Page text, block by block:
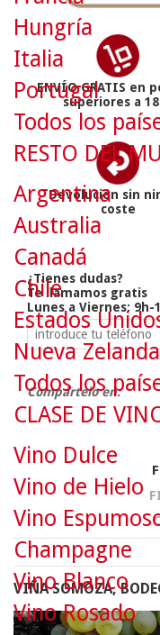
ENVÍO GRATIS en
superiores a
Devolución sin
coste
¿Tienes dudas?
Te llamamos gratis
Lunes a Viernes: 9h-
Compártelo en:
VIÑA SOMOZA,
Hungría
Italia
Portugal
Todos los
RESTO DEL
Argentina
Australia
Canadá
Chile
Estados
Nueva Zelanda
Todos los
CLASE DE
Vino Dulce
Vino de Hielo
Vino
Champagne
Vino Blanco
Vino Rosado